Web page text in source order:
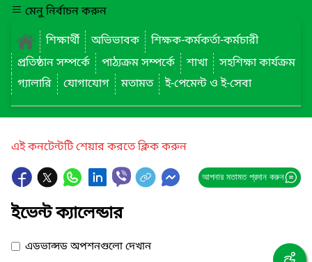
মেনু নির্বাচন করুন
শিক্ষার্থী
অভিভাবক
শিক্ষক-কর্মকর্তা-কর্মচারী
প্রতিষ্ঠান সম্পর্কে
পাঠ্যক্রম সম্পর্কে শাখা
সহশিক্ষা কার্যক্রম
গ্যালারি
যোগাযোগ মতামত ই-পেমেন্ট ও ই-সেবা
এই কনটেন্টটি শেয়ার করতে ক্লিক করুন
আপনার মতামত প্রদান করুন
ইভেন্ট ক্যালেন্ডার
এডভান্সড অপশনগুলো দেখান